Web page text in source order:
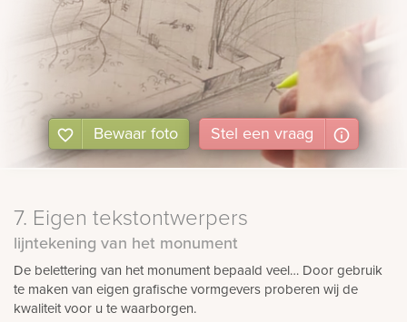
Bewaar foto Stel een vraag
7. Eigen tekstontwerpers
lijntekening van het monument
De belettering van het monument bepaald veel… Door gebruik
te maken van eigen grafische vormgevers proberen wij de
kwaliteit voor u te waarborgen.